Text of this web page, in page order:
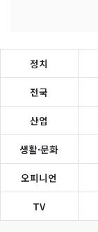
정치
전국
산업
생활·문화
오피니언
TV